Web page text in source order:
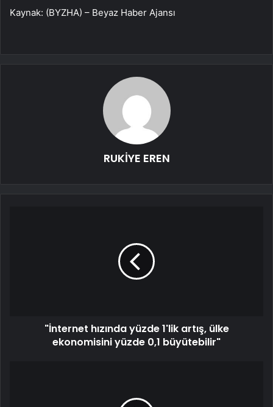
Kaynak: (BYZHA) – Beyaz Haber Ajansı
RUKİYE EREN
"İnternet hızında yüzde 1'lik artış, ülke
ekonomisini yüzde 0,1 büyütebilir"